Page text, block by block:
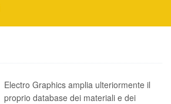
Electro Graphics amplia ulteriormente il
proprio database dei materiali e dei